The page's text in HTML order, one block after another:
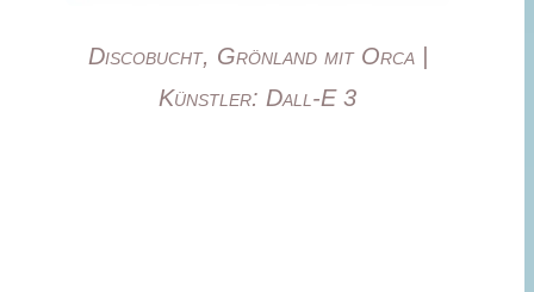
Discobucht, Grönland mit Orca |
Künstler: Dall-E 3